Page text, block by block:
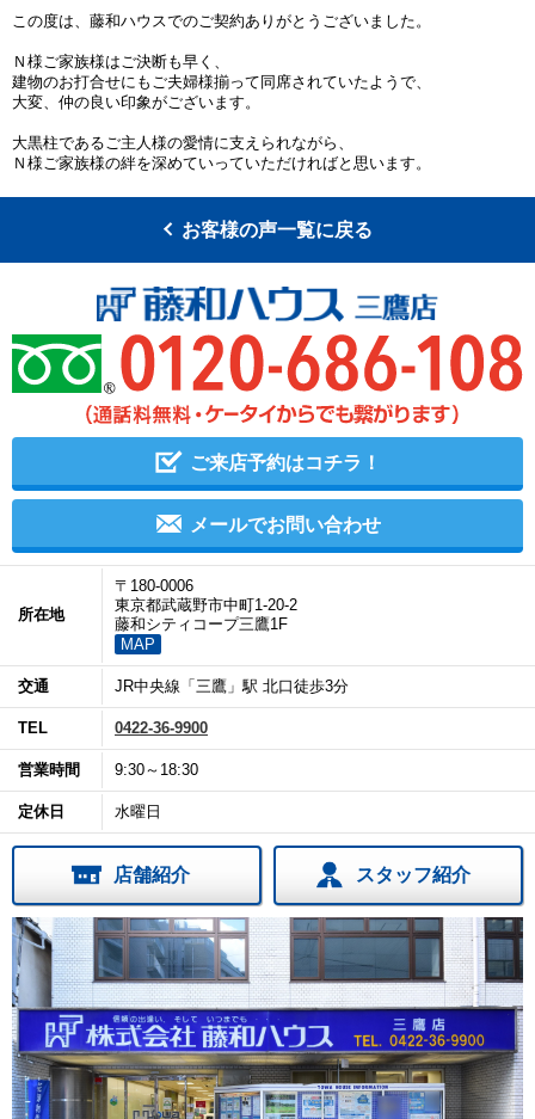
この度は、藤和ハウスでのご契約ありがとうございました。
Ｎ様ご家族様はご決断も早く、
建物のお打合せにもご夫婦様揃って同席されていたようで、
大変、仲の良い印象がございます。
大黒柱であるご主人様の愛情に支えられながら、
Ｎ様ご家族様の絆を深めていっていただければと思います。
お客様の声一覧に戻る
ご来店予約はコチラ！
メールでお問い合わせ
所在地
〒180-0006
東京都武蔵野市中町1-20-2
藤和シティコープ三鷹1F
MAP
交通 JR中央線「三鷹」駅 北口徒歩3分
TEL 0422-36-9900
営業時間 9:30～18:30
定休日 水曜日
店舗紹介 スタッフ紹介